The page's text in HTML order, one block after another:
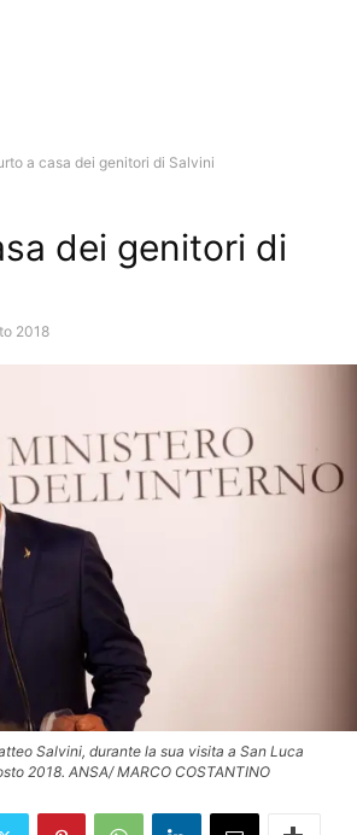
a casa dei genitori di Salvini
dei genitori di
2018
Salvini, durante la sua visita a San Luca
2018. ANSA/ MARCO COSTANTINO